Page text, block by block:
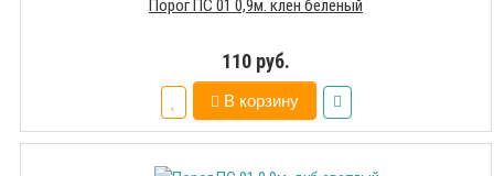
Порог ПС 01 0,9м. клен беленый
110 руб.
В корзину